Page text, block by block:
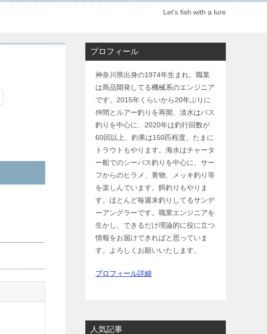
Let's fish with a lure
プロフィール
神奈川県出身の1974年生まれ。職業
は商品開発してる機械系のエンジニア
です。2015年くらいから20年ぶりに
仲間とルアー釣りを再開、淡水はバス
釣りを中心に、2020年は釣行回数が
60回以上、釣果は150匹程度、たまに
トラウトもやります。海水はチャータ
ー船でのシーバス釣りを中心に、サー
フからのヒラメ、青物、メッキ釣り等
を楽しんでいます。餌釣りもやりま
す。ほとんど毎週末釣りしてるサンデ
ーアングラーです。職業エンジニアを
生かし、できるだけ理論的に役に立つ
情報をお届けできればと思っていま
す。よろしくお願いいたします。
プロフィール詳細
人気記事